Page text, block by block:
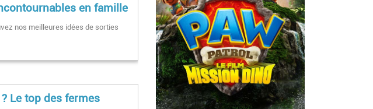
en famille
nos meilleures idées de sorties
Le top des fermes